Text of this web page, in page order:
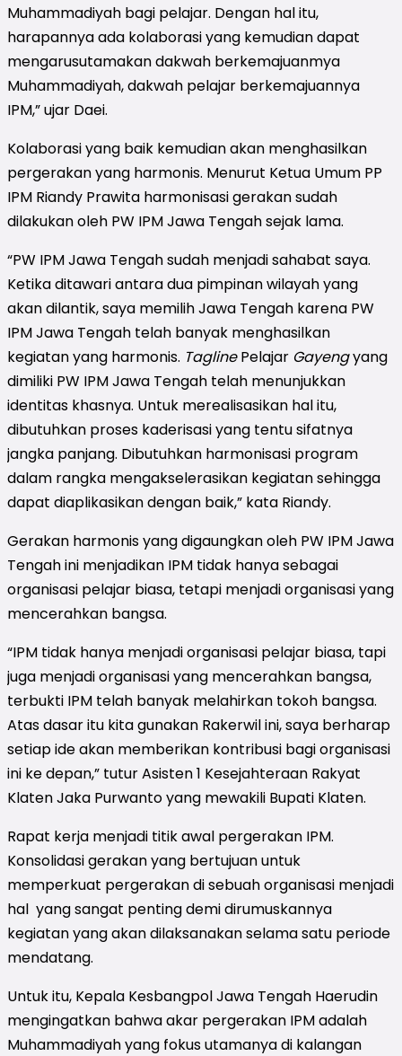
Muhammadiyah bagi pelajar. Dengan hal itu,
harapannya ada kolaborasi yang kemudian dapat
mengarusutamakan dakwah berkemajuanmya
Muhammadiyah, dakwah pelajar berkemajuannya
IPM,” ujar Daei.
Kolaborasi yang baik kemudian akan menghasilkan
pergerakan yang harmonis. Menurut Ketua Umum PP
IPM Riandy Prawita harmonisasi gerakan sudah
dilakukan oleh PW IPM Jawa Tengah sejak lama.
“PW IPM Jawa Tengah sudah menjadi sahabat saya.
Ketika ditawari antara dua pimpinan wilayah yang
akan dilantik, saya memilih Jawa Tengah karena PW
IPM Jawa Tengah telah banyak menghasilkan
kegiatan yang harmonis. TaglinePelajar Gayengyang
dimiliki PW IPM Jawa Tengah telah menunjukkan
identitas khasnya. Untuk merealisasikan hal itu,
dibutuhkan proses kaderisasi yang tentu sifatnya
jangka panjang. Dibutuhkan harmonisasi program
dalam rangka mengakselerasikan kegiatan sehingga
dapat diaplikasikan dengan baik,” kata Riandy.
Gerakan harmonis yang digaungkan oleh PW IPM Jawa
Tengah ini menjadikan IPM tidak hanya sebagai
organisasi pelajar biasa, tetapi menjadi organisasi yang
mencerahkan bangsa.
“IPM tidak hanya menjadi organisasi pelajar biasa, tapi
juga menjadi organisasi yang mencerahkan bangsa,
terbukti IPM telah banyak melahirkan tokoh bangsa.
Atas dasar itu kita gunakan Rakerwil ini, saya berharap
setiap ide akan memberikan kontribusi bagi organisasi
ini ke depan,” tutur Asisten 1 Kesejahteraan Rakyat
Klaten Jaka Purwanto yang mewakili Bupati Klaten.
Rapat kerja menjadi titik awal pergerakan IPM.
Konsolidasi gerakan yang bertujuan untuk
memperkuat pergerakan di sebuah organisasi menjadi
hal yang sangat penting demi dirumuskannya
kegiatan yang akan dilaksanakan selama satu periode
mendatang.
Untuk itu, Kepala Kesbangpol Jawa Tengah Haerudin
mengingatkan bahwa akar pergerakan IPM adalah
Muhammadiyah yang fokus utamanya di kalangan